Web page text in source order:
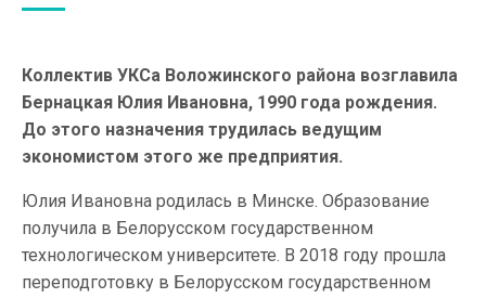
Коллектив УКСа Воложинского района возглавила
Бернацкая Юлия Ивановна, 1990 года рождения.
До этого назначения трудилась ведущим
экономистом этого же предприятия.
Юлия Ивановна родилась в Минске. Образование
получила в Белорусском государственном
технологическом университете. В 2018 году прошла
переподготовку в Белорусском государственном